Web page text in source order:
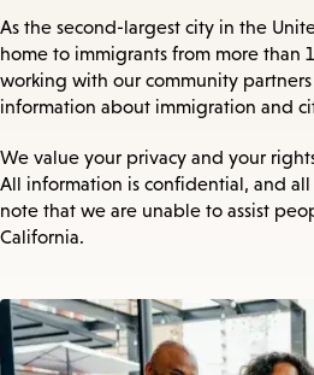
As the second-largest city in the
home to immigrants from more than
working with our community
information about immigration and
We value your privacy and your
All information is confidential, and all
note that we are unable to assist
California.